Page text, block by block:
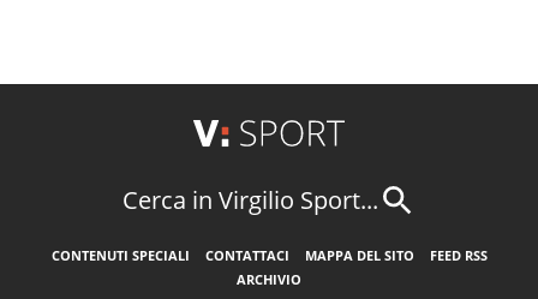
Cerca in Virgilio Sport...
CONTENUTI SPECIALI CONTATTACI MAPPA DEL SITO
FEED RSS
ARCHIVIO